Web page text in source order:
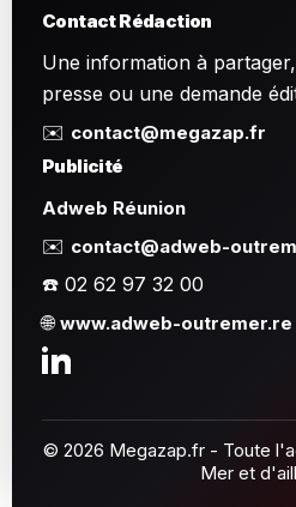
Contact Rédaction
Une information à
presse ou une demande
✉️ contact@megazap.fr
Publicité
Adweb Réunion
✉️ contact@adweb-
☎️ 02 62 97 32 00
🌐www.adweb-outremer.re
© 2026 Megazap.fr - Toute
Mer et